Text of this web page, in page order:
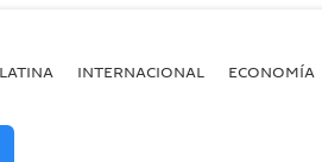
INTERNACIONAL ECONOMÍA